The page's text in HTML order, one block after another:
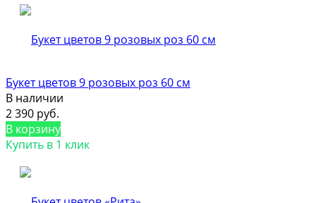
Букет цветов 9 розовых роз 60 см
В наличии
2 390 руб.
В корзину
Купить в 1 клик